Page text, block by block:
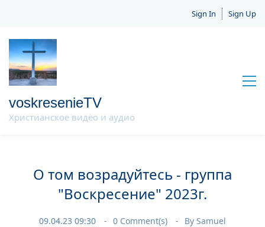
Sign In Sign Up
voskresenieTV
Христианское видео и аудио
О том возрадуйтесь - группа
"Воскресение" 2023г.
09.04.23 09:30 0 Comment(s) By Samuel